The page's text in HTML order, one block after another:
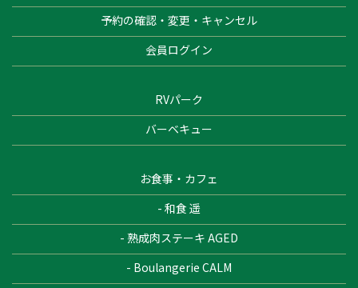
予約の確認・変更・キャンセル
会員ログイン
RVパーク
バーベキュー
お食事・カフェ
- 和食 遥
- 熟成肉ステーキ AGED
- Boulangerie CALM